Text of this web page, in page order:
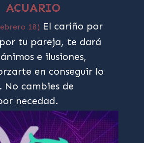
ACUARIO
18) El cariño por
tu pareja, te dará
e ilusiones,
en conseguir lo
No cambies de
necedad.